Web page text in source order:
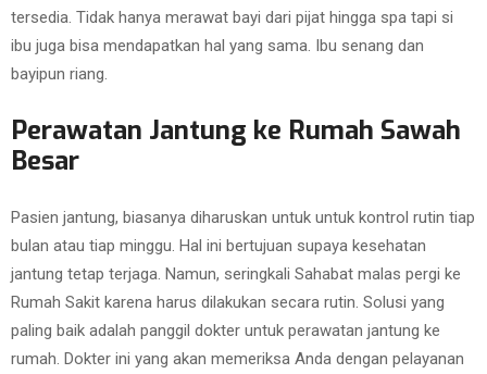
tersedia. Tidak hanya merawat bayi dari pijat hingga spa tapi si
ibu juga bisa mendapatkan hal yang sama. Ibu senang dan
bayipun riang.
Perawatan Jantung ke Rumah Sawah
Besar
Pasien jantung, biasanya diharuskan untuk untuk kontrol rutin tiap
bulan atau tiap minggu. Hal ini bertujuan supaya kesehatan
jantung tetap terjaga. Namun, seringkali Sahabat malas pergi ke
Rumah Sakit karena harus dilakukan secara rutin. Solusi yang
paling baik adalah panggil dokter untuk perawatan jantung ke
rumah. Dokter ini yang akan memeriksa Anda dengan pelayanan